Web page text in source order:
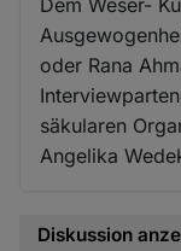
Dem Weser-
oder Rana
säkularen
Angelika
Diskussion